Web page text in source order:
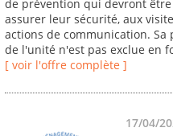
de prévention qui devront
assurer leur sécurité, aux
actions de communication.
de l'unité n'est pas exclue en
[ voir l'offre complète ]
17/04/